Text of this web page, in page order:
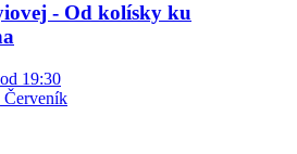
- Od kolísky ku
19:30
Červeník